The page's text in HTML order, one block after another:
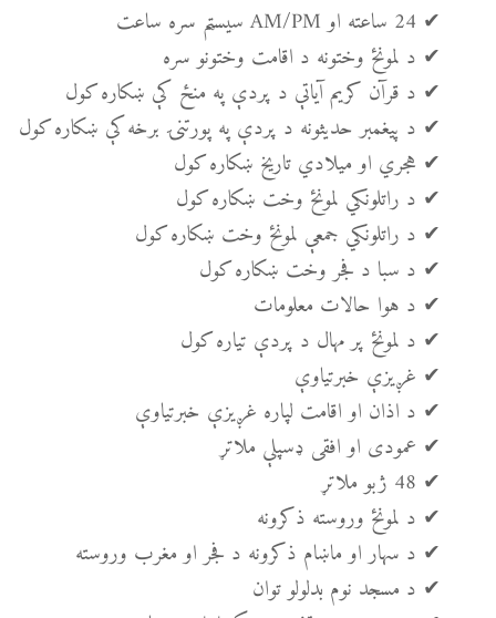
✔ 24 ساعته او AM/PM سیسټم سره ساعت
✔ د لمونځ وختونه د اقامت وختونو سره
✔ د قرآن کریم آیاتې د پردې په منځ کې ښکاره کول
✔ د پیغمبر حدیثونه د پردې په پورتنۍ برخه کې ښکاره کول
✔ هجري او میلادي تاریخ ښکاره کول
✔ د راتلونکي لمونځ وخت ښکاره کول
✔ د راتلونکي جمعې لمونځ وخت ښکاره کول
✔ د سبا د فجر وخت ښکاره کول
✔ د هوا حالات معلومات
✔ د لمونځ پر مهال د پردې تیاره کول
✔ غږیزې خبرتیاوې
✔ د اذان او اقامت لپاره غږیزې خبرتیاوې
✔ عمودی او افقی ډسپلې ملاتړ
✔ 48 ژبو ملاتړ
✔ د لمونځ وروسته ذکرونه
✔ د سهار او ماښام ذکرونه د فجر او مغرب وروسته
✔ د مسجد نوم بدلولو توان